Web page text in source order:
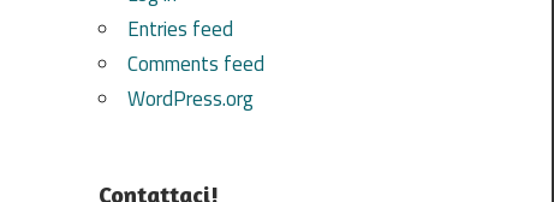
Entries feed
Comments feed
WordPress.org
Contattaci!